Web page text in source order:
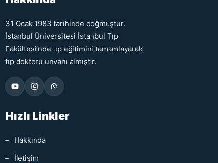
31 Ocak 1983 tarihinde doğmuştur.
İstanbul Üniversitesi İstanbul Tıp
Fakültesi’nde tıp eğitimini tamamlayarak
tıp doktoru unvanı almıştır.
Hızlı Linkler
Hakkında
İletişim